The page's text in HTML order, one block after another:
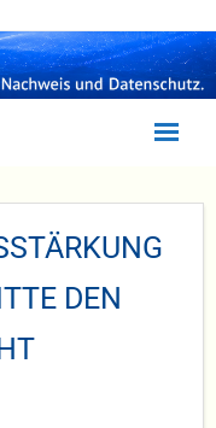
DEN